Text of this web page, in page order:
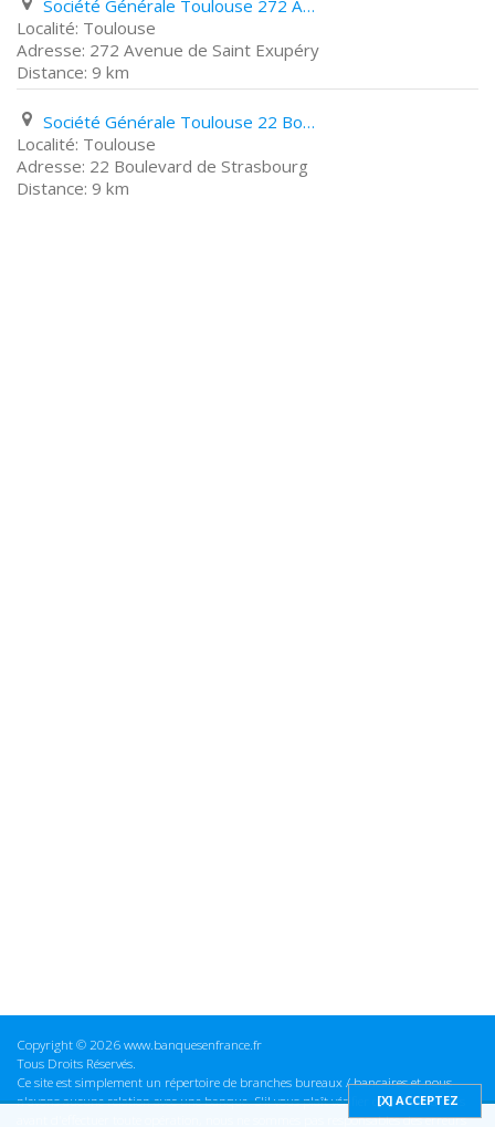
Société Générale Toulouse 272 Avenue de Saint Exupéry
Toulouse
272 Avenue de Saint Exupéry
9 km
Société Générale Toulouse 22 Boulevard de Strasbourg
Toulouse
22 Boulevard de Strasbourg
9 km
Copyright © 2026 www.banquesenfrance.fr
Tous Droits Réservés.
Ce site est simplement un répertoire de branches bureaux / bancaires et nous
n'avons aucune relation avec une banque. S'il vous plaît vérifier ces informations
avant d'effectuer toute opération, nous ne sommes pas responsables des erreurs